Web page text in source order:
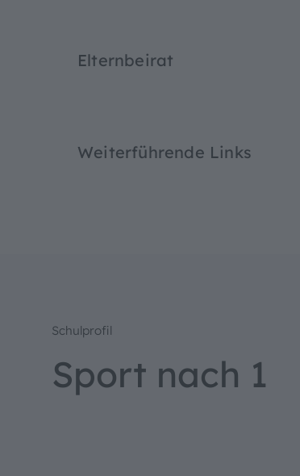
Elternbeirat
Weiterführende Links
Schulprofil
Sport nach 1